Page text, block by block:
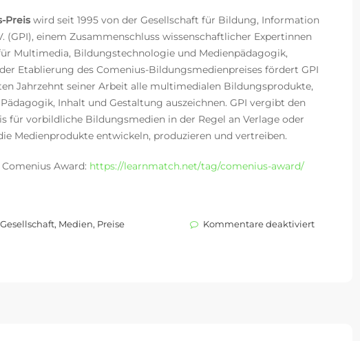
Preis wird seit 1995 von der Gesellschaft für Bildung, Information
(GPI), einem Zusammenschluss wissenschaftlicher Expertinnen
Multimedia, Bildungstechnologie und Medienpädagogik,
Etablierung des Comenius-Bildungsmedienpreises fördert GPI
Jahrzehnt seiner Arbeit alle multimedialen Bildungsprodukte,
Inhalt und Gestaltung auszeichnen. GPI vergibt den
für vorbildliche Bildungsmedien in der Regel an Verlage oder
Medienprodukte entwickeln, produzieren und vertreiben.
Award: https://learnmatch.net/tag/comenius-award/
Gesellschaft, Medien, Preise Kommentare deaktiviertfür